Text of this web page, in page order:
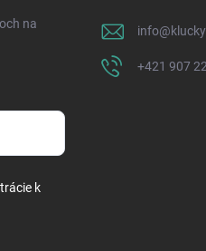
na
k
info@
+421 907